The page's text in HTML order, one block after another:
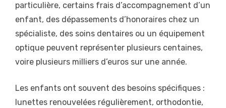
particulière, certains frais d’accompagnement d’un
enfant, des dépassements d’honoraires chez un
spécialiste, des soins dentaires ou un équipement
optique peuvent représenter plusieurs centaines,
voire plusieurs milliers d’euros sur une année.
Les enfants ont souvent des besoins spécifiques :
lunettes renouvelées régulièrement, orthodontie,